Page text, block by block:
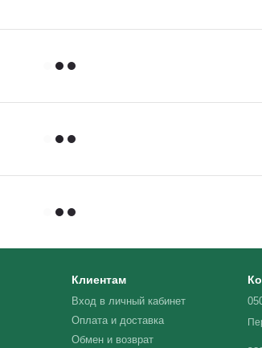
Клиентам
Вход в личный кабинет
Оплата и доставка
Обмен и возврат